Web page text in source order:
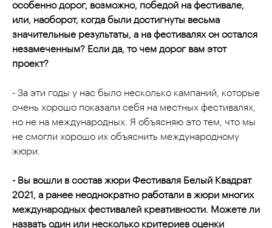
особенно дорог, возможно, победой на фестивале,
или, наоборот, когда были достигнуты весьма
значительные результаты, а на фестивалях он остался
незамеченным? Если да, то чем дорог вам этот
проект?
- За эти годы у нас было несколько кампаний, которые
очень хорошо показали себя на местных фестивалях,
но не на международных. Я объясняю это тем, что мы
не смогли хорошо их объяснить международному
жюри.
- Вы вошли в состав жюри Фестиваля Белый Квадрат
2021, а ранее неоднократно работали в жюри многих
международных фестивалей креативности. Можете ли
назвать один или несколько критериев оценки